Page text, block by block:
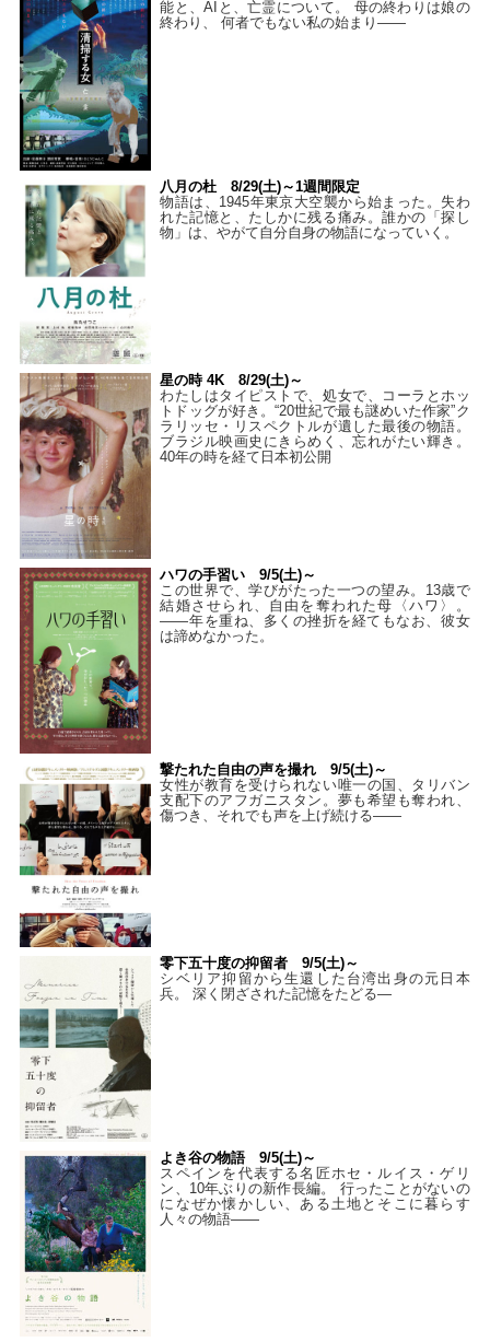
能と、AIと、亡霊について。 母の終わりは娘の
終わり、 何者でもない私の始まり――
八月の杜 8/29(土)～1週間限定
物語は、1945年東京大空襲から始まった。失わ
れた記憶と、たしかに残る痛み。誰かの「探し
物」は、やがて自分自身の物語になっていく。
星の時 4K 8/29(土)～
わたしはタイピストで、処⼥で、コーラとホッ
トドッグが好き。“20世紀で最も謎めいた作家”ク
ラリッセ・リスペクトルが遺した最後の物語。
ブラジル映画史にきらめく、忘れがたい輝き。
40年の時を経て⽇本初公開
ハワの手習い 9/5(土)～
この世界で、学びがたった一つの望み。13歳で
結婚させられ、自由を奪われた母〈ハワ〉。
——年を重ね、多くの挫折を経てもなお、彼女
は諦めなかった。
撃たれた自由の声を撮れ 9/5(土)～
女性が教育を受けられない唯一の国、タリバン
支配下のアフガニスタン。夢も希望も奪われ、
傷つき、それでも声を上げ続ける——
零下五十度の抑留者 9/5(土)～
シベリア抑留から生還した台湾出身の元日本
兵。 深く閉ざされた記憶をたどる—
よき谷の物語 9/5(土)～
スペインを代表する名匠ホセ・ルイス・ゲリ
ン、10年ぶりの新作長編。 行ったことがないの
になぜか懐かしい、ある土地とそこに暮らす
人々の物語――